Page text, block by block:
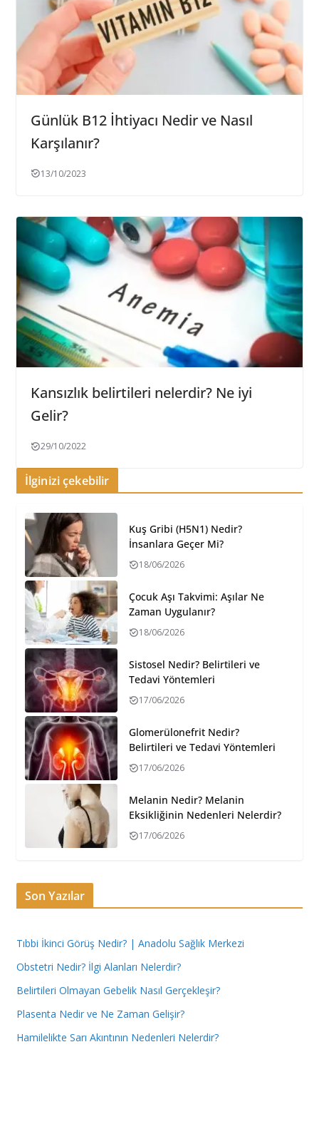
Günlük B12 İhtiyacı Nedir ve Nasıl
Karşılanır?
13/10/2023
Kansızlık belirtileri nelerdir? Ne iyi
Gelir?
29/10/2022
İlginizi çekebilir
Kuş Gribi (H5N1) Nedir?
İnsanlara Geçer Mi?
18/06/2026
Çocuk Aşı Takvimi: Aşılar Ne
Zaman Uygulanır?
18/06/2026
Sistosel Nedir? Belirtileri ve
Tedavi Yöntemleri
17/06/2026
Glomerülonefrit Nedir?
Belirtileri ve Tedavi Yöntemleri
17/06/2026
Melanin Nedir? Melanin
Eksikliğinin Nedenleri Nelerdir?
17/06/2026
Son Yazılar
Tıbbi İkinci Görüş Nedir? | Anadolu Sağlık Merkezi
Obstetri Nedir? İlgi Alanları Nelerdir?
Belirtileri Olmayan Gebelik Nasıl Gerçekleşir?
Plasenta Nedir ve Ne Zaman Gelişir?
Hamilelikte Sarı Akıntının Nedenleri Nelerdir?